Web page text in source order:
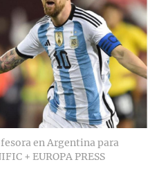
en Argentina para
+ EUROPA PRESS